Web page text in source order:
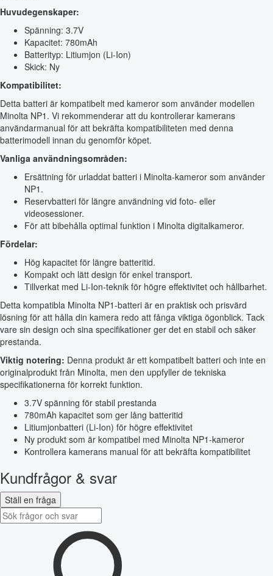
Huvudegenskaper:
Spänning: 3.7V
Kapacitet: 780mAh
Batterityp: Litiumjon (Li-Ion)
Skick: Ny
Kompatibilitet:
Detta batteri är kompatibelt med kameror som använder modellen
Minolta NP1. Vi rekommenderar att du kontrollerar kamerans
användarmanual för att bekräfta kompatibiliteten med denna
batterimodell innan du genomför köpet.
Vanliga användningsområden:
Ersättning för urladdat batteri i Minolta-kameror som använder
NP1.
Reservbatteri för längre användning vid foto- eller
videosessioner.
För att bibehålla optimal funktion i Minolta digitalkameror.
Fördelar:
Hög kapacitet för längre batteritid.
Kompakt och lätt design för enkel transport.
Tillverkat med Li-Ion-teknik för högre effektivitet och hållbarhet.
Detta kompatibla Minolta NP1-batteri är en praktisk och prisvärd
lösning för att hålla din kamera redo att fånga viktiga ögonblick. Tack
vare sin design och sina specifikationer ger det en stabil och säker
prestanda.
Viktig notering: Denna produkt är ett kompatibelt batteri och inte en
originalprodukt från Minolta, men den uppfyller de tekniska
specifikationerna för korrekt funktion.
3.7V spänning för stabil prestanda
780mAh kapacitet som ger lång batteritid
Litiumjonbatteri (Li-Ion) för högre effektivitet
Ny produkt som är kompatibel med Minolta NP1-kameror
Kontrollera kamerans manual för att bekräfta kompatibilitet
Kundfrågor & svar
Ställ en fråga